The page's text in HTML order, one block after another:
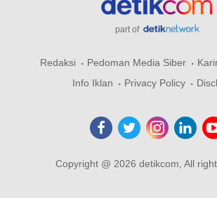
part of
Redaksi Pedoman Media Siber
Info Iklan
Privacy Policy
Copyright @ 2026 detikcom, All